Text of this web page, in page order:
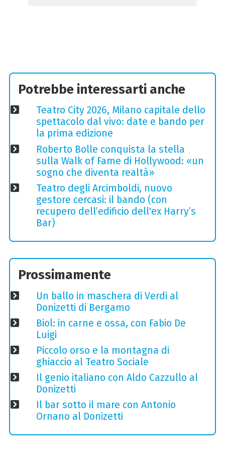
Potrebbe interessarti anche
Teatro City 2026, Milano capitale dello
spettacolo dal vivo: date e bando per
la prima edizione
Roberto Bolle conquista la stella
sulla Walk of Fame di Hollywood: «un
sogno che diventa realtà»
Teatro degli Arcimboldi, nuovo
gestore cercasi: il bando (con
recupero dell’edificio dell'ex Harry’s
Bar)
Prossimamente
Un ballo in maschera di Verdi al
Donizetti di Bergamo
Biol: in carne e ossa, con Fabio De
Luigi
Piccolo orso e la montagna di
ghiaccio al Teatro Sociale
Il genio italiano con Aldo Cazzullo al
Donizetti
Il bar sotto il mare con Antonio
Ornano al Donizetti